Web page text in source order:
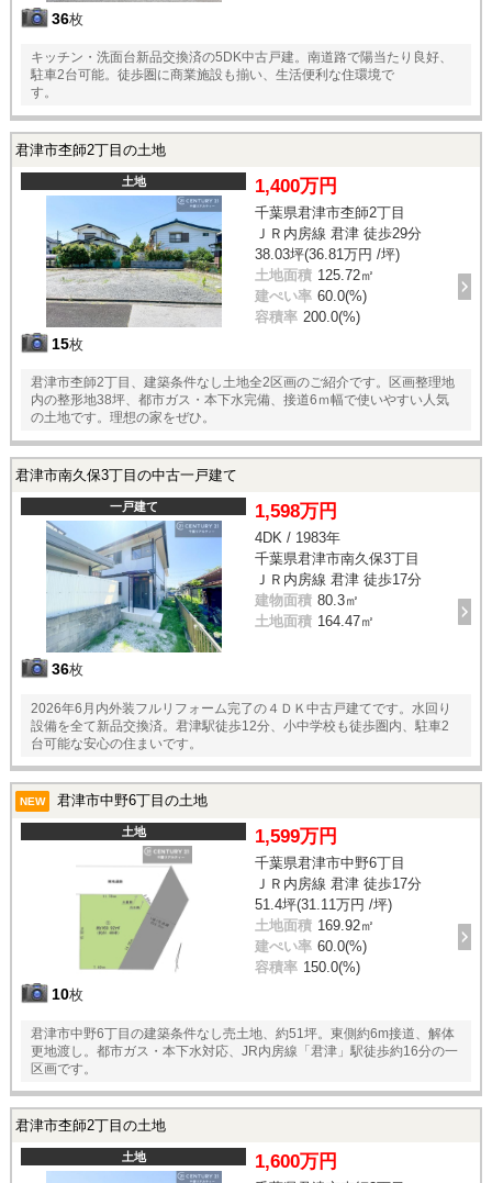
36枚
キッチン・洗面台新品交換済の5DK中古戸建。南道路で陽当たり良好、
駐車2台可能。徒歩圏に商業施設も揃い、生活便利な住環境で
す。
君津市杢師2丁目の土地
土地
15枚
1,400万円
千葉県君津市杢師2丁目
ＪＲ内房線 君津 徒歩29分
38.03坪(36.81万円 /坪)
土地面積 125.72㎡
建ぺい率 60.0(%)
容積率 200.0(%)
君津市杢師2丁目、建築条件なし土地全2区画のご紹介です。区画整理地
内の整形地38坪、都市ガス・本下水完備、接道6ｍ幅で使いやすい人気
の土地です。理想の家をぜひ。
君津市南久保3丁目の中古一戸建て
一戸建て
36枚
1,598万円
4DK / 1983年
千葉県君津市南久保3丁目
ＪＲ内房線 君津 徒歩17分
建物面積 80.3㎡
土地面積 164.47㎡
2026年6月内外装フルリフォーム完了の４ＤＫ中古戸建てです。水回り
設備を全て新品交換済。君津駅徒歩12分、小中学校も徒歩圏内、駐車2
台可能な安心の住まいです。
NEW 君津市中野6丁目の土地
土地
10枚
1,599万円
千葉県君津市中野6丁目
ＪＲ内房線 君津 徒歩17分
51.4坪(31.11万円 /坪)
土地面積 169.92㎡
建ぺい率 60.0(%)
容積率 150.0(%)
君津市中野6丁目の建築条件なし売土地、約51坪。東側約6m接道、解体
更地渡し。都市ガス・本下水対応、JR内房線「君津」駅徒歩約16分の一
区画です。
君津市杢師2丁目の土地
土地 1,600万円